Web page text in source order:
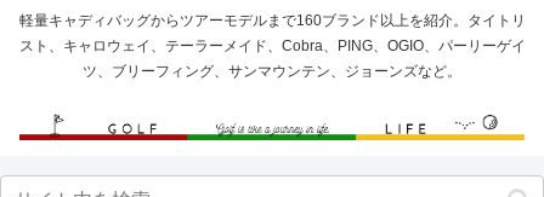
軽量キャディバッグからツアーモデルまで160ブランド以上を紹介。タイトリ
スト、キャロウェイ、テーラーメイド、Cobra、PING、OGIO、パーリーゲイ
ツ、ブリーフィング、サンマウンテン、ジョーンズなど。